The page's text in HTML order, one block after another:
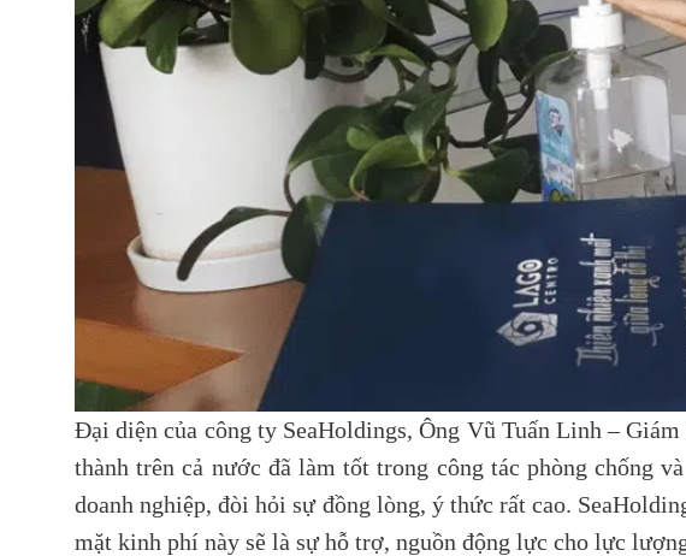
Đại diện của công ty SeaHoldings, Ông Vũ Tuấn Linh –
thành trên cả nước đã làm tốt trong công tác phòng chống
doanh nghiệp, đòi hỏi sự đồng lòng, ý thức rất cao.
mặt kinh phí này sẽ là sự hỗ trợ, nguồn động lực cho lực